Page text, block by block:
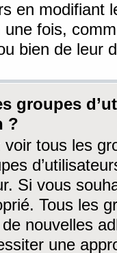
en modifiant
une fois,
bien de leur
groupes
?
tous les
Si vous
Tous les
nouvelles
une